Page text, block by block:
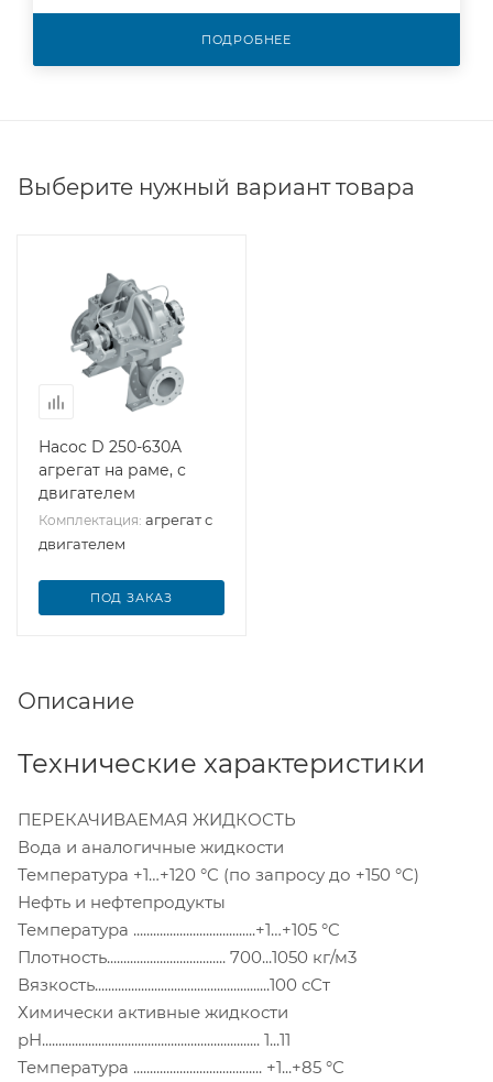
ПОДРОБНЕЕ
Выберите нужный вариант товара
Насос D 250-630A
агрегат на раме, с
двигателем
Комплектация: агрегат с
двигателем
ПОД ЗАКАЗ
Описание
Технические характеристики
ПЕРЕКАЧИВАЕМАЯ ЖИДКОСТЬ
Вода и аналогичные жидкости
Температура +1…+120 °C (по запросу до +150 °C)
Нефть и нефтепродукты
Температура .....................................+1…+105 °C
Плотность.................................... 700...1050 кг/м3
Вязкость.....................................................100 сСт
Химически активные жидкости
pH.................................................................. 1...11
Температура ....................................... +1...+85 °C